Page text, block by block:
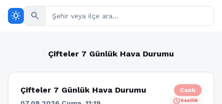
wb_sunny search
Çifteler 7 Günlük Hava Durumu
Çifteler 7 Günlük Hava Durumu Canlı
scheduleSaatlik